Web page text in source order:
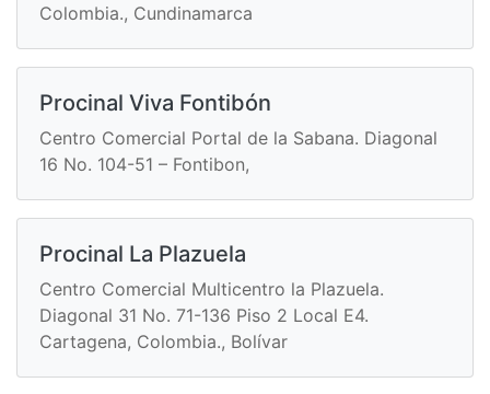
Colombia., Cundinamarca
Procinal Viva Fontibón
Centro Comercial Portal de la Sabana. Diagonal
16 No. 104-51 – Fontibon,
Procinal La Plazuela
Centro Comercial Multicentro la Plazuela.
Diagonal 31 No. 71-136 Piso 2 Local E4.
Cartagena, Colombia., Bolívar